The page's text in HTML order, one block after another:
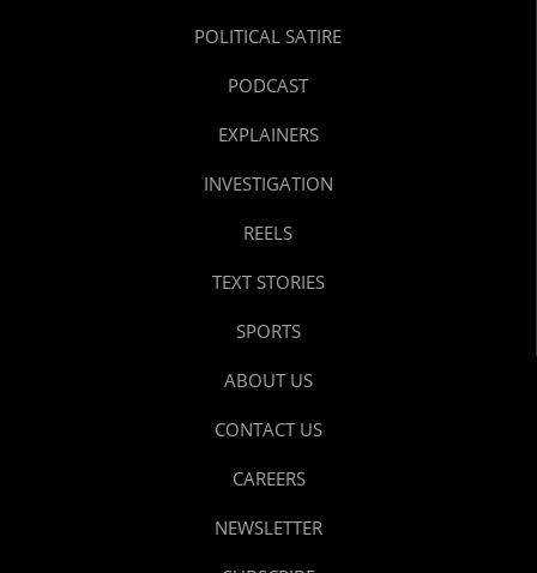
POLITICAL SATIRE
PODCAST
EXPLAINERS
INVESTIGATION
REELS
TEXT STORIES
SPORTS
ABOUT US
CONTACT US
CAREERS
NEWSLETTER